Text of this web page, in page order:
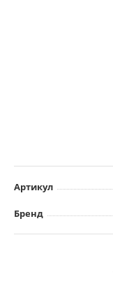
Артикул
Бренд